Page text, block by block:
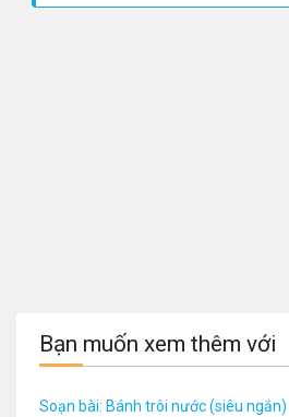
Bạn muốn xem thêm với
Soạn bài: Bánh trôi nước (siêu ngắn)